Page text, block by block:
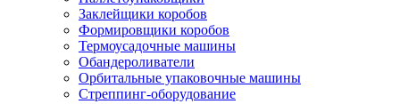
Заклейщики коробов
Формировщики коробов
Термоусадочные машины
Обандероливатели
Орбитальные упаковочные машины
Стреппинг-оборудование